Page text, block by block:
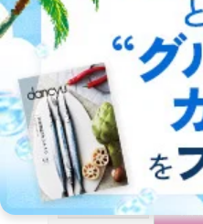
楽しくバラエティに富んだ特集
さまのおかげで2017年に創刊